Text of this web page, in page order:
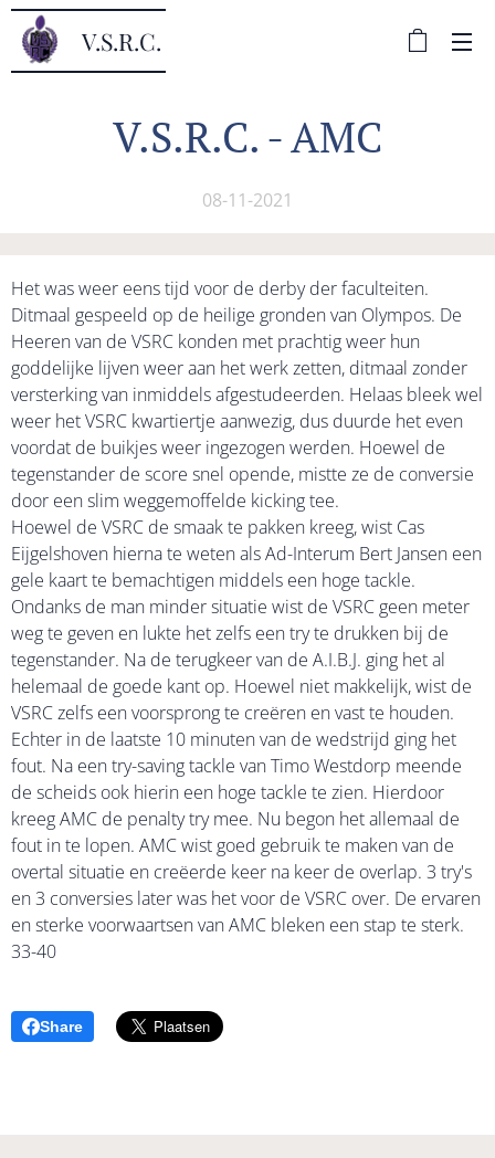
V.S.R.C.
V.S.R.C. - AMC
08-11-2021
Het was weer eens tijd voor de derby der faculteiten.
Ditmaal gespeeld op de heilige gronden van Olympos. De
Heeren van de VSRC konden met prachtig weer hun
goddelijke lijven weer aan het werk zetten, ditmaal zonder
versterking van inmiddels afgestudeerden. Helaas bleek wel
weer het VSRC kwartiertje aanwezig, dus duurde het even
voordat de buikjes weer ingezogen werden. Hoewel de
tegenstander de score snel opende, mistte ze de conversie
door een slim weggemoffelde kicking tee.
Hoewel de VSRC de smaak te pakken kreeg, wist Cas
Eijgelshoven hierna te weten als Ad-Interum Bert Jansen een
gele kaart te bemachtigen middels een hoge tackle.
Ondanks de man minder situatie wist de VSRC geen meter
weg te geven en lukte het zelfs een try te drukken bij de
tegenstander. Na de terugkeer van de A.I.B.J. ging het al
helemaal de goede kant op. Hoewel niet makkelijk, wist de
VSRC zelfs een voorsprong te creëren en vast te houden.
Echter in de laatste 10 minuten van de wedstrijd ging het
fout. Na een try-saving tackle van Timo Westdorp meende
de scheids ook hierin een hoge tackle te zien. Hierdoor
kreeg AMC de penalty try mee. Nu begon het allemaal de
fout in te lopen. AMC wist goed gebruik te maken van de
overtal situatie en creëerde keer na keer de overlap. 3 try's
en 3 conversies later was het voor de VSRC over. De ervaren
en sterke voorwaartsen van AMC bleken een stap te sterk.
33-40
Share